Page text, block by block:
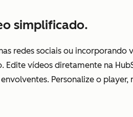
simplificado.
redes sociais ou
Edite vídeos diretamente na
Personalize o